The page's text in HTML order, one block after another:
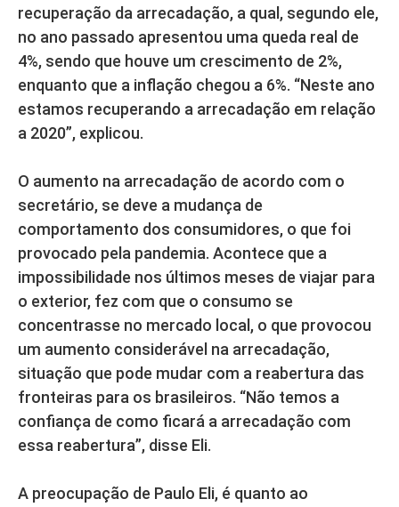
recuperação da arrecadação, a qual, segundo ele,
no ano passado apresentou uma queda real de
4%, sendo que houve um crescimento de 2%,
enquanto que a inflação chegou a 6%. “Neste ano
estamos recuperando a arrecadação em relação
a 2020”, explicou.
O aumento na arrecadação de acordo com o
secretário, se deve a mudança de
comportamento dos consumidores, o que foi
provocado pela pandemia. Acontece que a
impossibilidade nos últimos meses de viajar para
o exterior, fez com que o consumo se
concentrasse no mercado local, o que provocou
um aumento considerável na arrecadação,
situação que pode mudar com a reabertura das
fronteiras para os brasileiros. “Não temos a
confiança de como ficará a arrecadação com
essa reabertura”, disse Eli.
A preocupação de Paulo Eli, é quanto ao